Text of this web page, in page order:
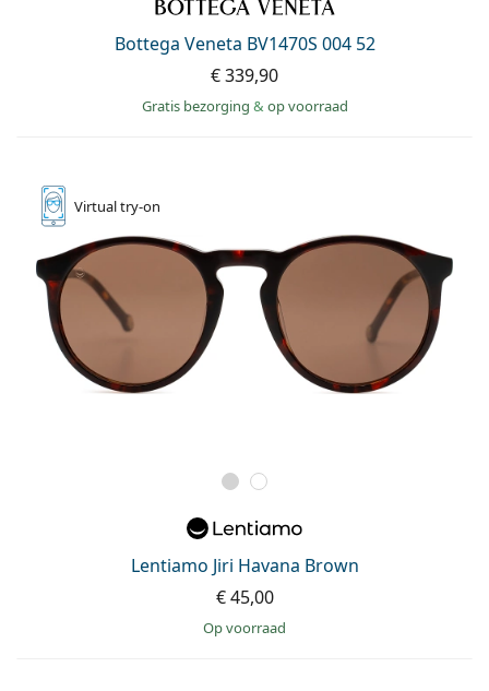
Bottega Veneta BV1470S 004 52
€ 339,90
Gratis bezorging & op voorraad
Virtualtry-on
Lentiamo Jiri Havana Brown
€ 45,00
op voorraad